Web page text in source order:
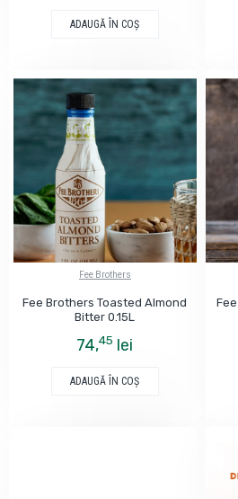
ADAUGĂ ÎN COŞ
Fee Brothers
Fee Brothers Toasted Almond
Bitter 0.15L
74,45 lei
ADAUGĂ ÎN COŞ